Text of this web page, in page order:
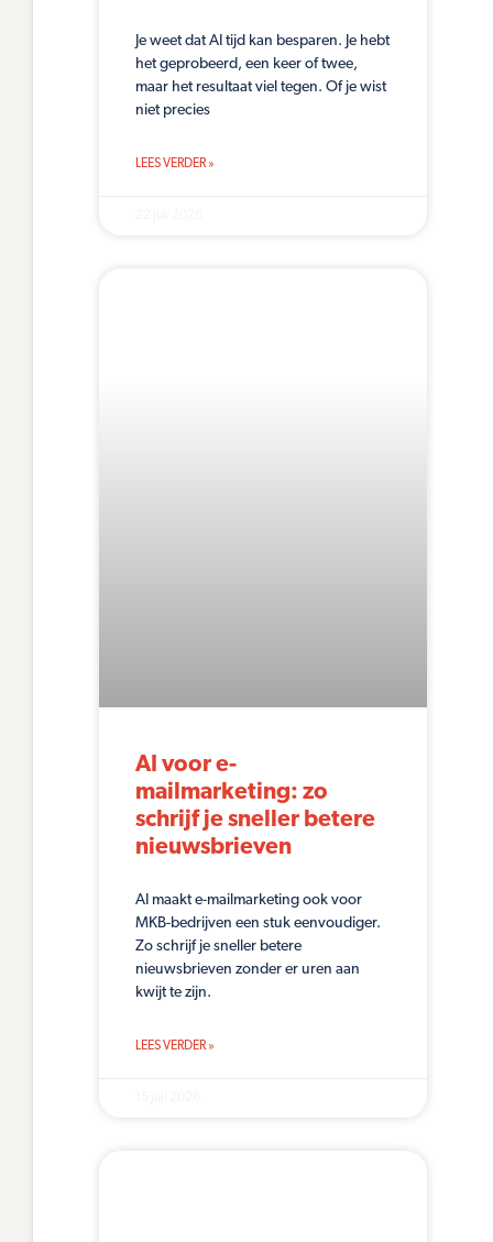
Je weet dat AI tijd kan besparen. Je hebt
het geprobeerd, een keer of twee,
maar het resultaat viel tegen. Of je wist
niet precies
LEES VERDER »
AI voor e-
mailmarketing: zo
schrijf je sneller betere
nieuwsbrieven
AI maakt e-mailmarketing ook voor
MKB-bedrijven een stuk eenvoudiger.
Zo schrijf je sneller betere
nieuwsbrieven zonder er uren aan
kwijt te zijn.
LEES VERDER »